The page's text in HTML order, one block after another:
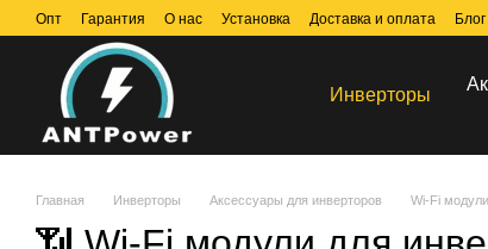
Перейти к основному контенту
Опт Гарантия О нас Установка Доставка и оплата Блог
Инверторы
Главная Инверторы Аксессуары для инверторов Wi-Fi